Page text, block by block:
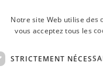
Notre site Web utilise des
vous acceptez tous les
STRICTEMENT